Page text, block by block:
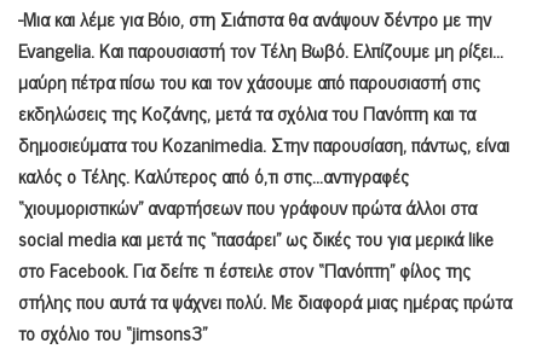
-Μια και λέμε για Βόιο, στη Σιάτιστα θα ανάψουν δέντρο με την
Evangelia. Kαι παρουσιαστή τον Τέλη Βωβό. Ελπίζουμε μη ρίξει…
μαύρη πέτρα πίσω του και τον χάσουμε από παρουσιαστή στις
εκδηλώσεις της Κοζάνης, μετά τα σχόλια του Πανόπτη και τα
δημοσιεύματα του Kozanimedia. Στην παρουσίαση, πάντως, είναι
καλός ο Τέλης. Καλύτερος από ό,τι στις…αντιγραφές
“χιουμοριστικών” αναρτήσεων που γράφουν πρώτα άλλοι στα
social media και μετά τις “πασάρει” ως δικές του για μερικά like
στο Facebook. Για δείτε τι έστειλε στον “Πανόπτη” φίλος της
στήλης που αυτά τα ψάχνει πολύ. Με διαφορά μιας ημέρας πρώτα
το σχόλιο του “jimsons3”